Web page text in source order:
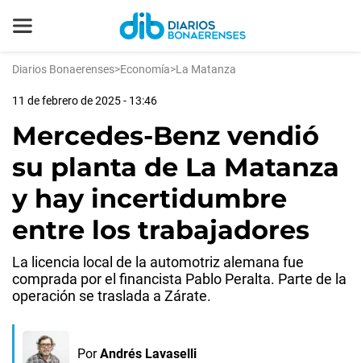
Diarios Bonaerenses>Economía>La Matanza
11 de febrero de 2025 - 13:46
Mercedes-Benz vendió
su planta de La Matanza
y hay incertidumbre
entre los trabajadores
La licencia local de la automotriz alemana fue
comprada por el financista Pablo Peralta. Parte de la
operación se traslada a Zárate.
Por Andrés Lavaselli